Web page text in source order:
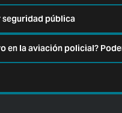
seguridad pública
en la aviación policial?